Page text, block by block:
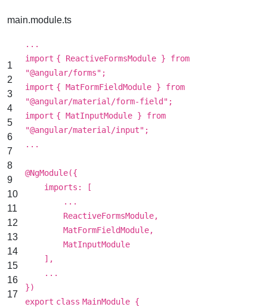
main.module.ts
1
2
3
4
5
6
7
8
9
10
11
12
13
14
15
16
17
...
import { ReactiveFormsModule } from
"@angular/forms" ;
import { MatFormFieldModule } from
"@angular/material/form-field" ;
import { MatInputModule } from
"@angular/material/input" ;
...
@NgModule({
imports: [
...
ReactiveFormsModule,
MatFormFieldModule,
MatInputModule
],
...
})
export class MainModule {